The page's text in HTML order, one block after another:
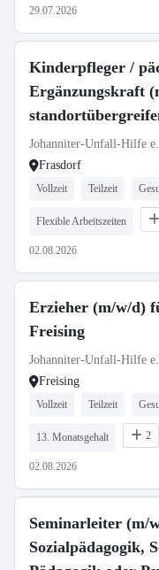
29.07.2026
Kinderpfleger /
Ergänzungskraft
Johanniter-Unfall-Hilfe
Frasdorf
Vollzeit Teilzeit
Flexible Arbeitszeiten
02.08.2026
Erzieher (m/w/d)
Freising
Johanniter-Unfall-Hilfe
Freising
Vollzeit Teilzeit
13. Monatsgehalt 2
02.08.2026
Seminarleiter (m/
Sozialpädagogik,